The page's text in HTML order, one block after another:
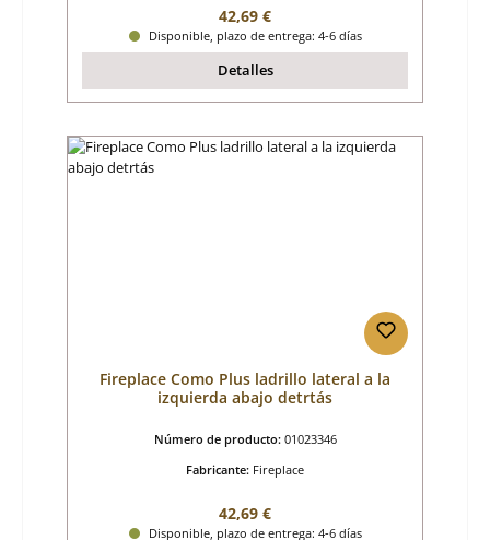
Precio normal:
42,69 €
Disponible, plazo de entrega: 4-6 días
Detalles
Fireplace Como Plus ladrillo lateral a la
izquierda abajo detrtás
Número de producto: 01023346
Fabricante: Fireplace
Precio normal:
42,69 €
Disponible, plazo de entrega: 4-6 días